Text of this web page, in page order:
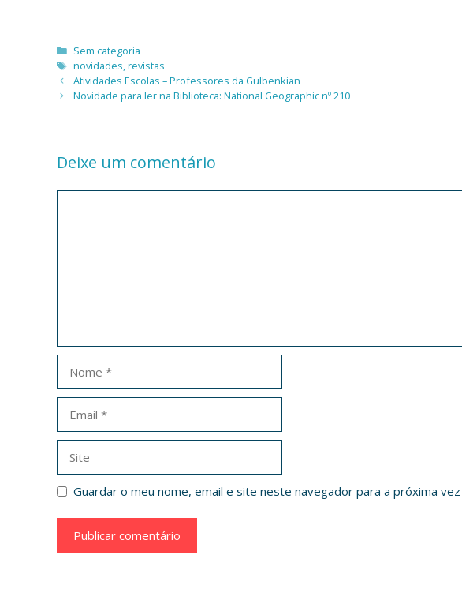
Categorias
Sem categoria
Etiquetas
novidades,revistas
Atividades Escolas – Professores da Gulbenkian
Novidade para ler na Biblioteca: National Geographic nº 210
Deixe um comentário
Guardar o meu nome, email e site neste navegador para a próxima